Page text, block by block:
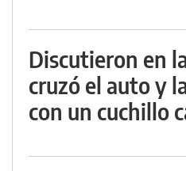
Discutieron en
cruzó el auto y
con un cuchillo